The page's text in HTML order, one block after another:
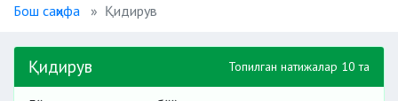
Бош саҳифа Қидирув
Қидирув Топилган натижалар 10 та